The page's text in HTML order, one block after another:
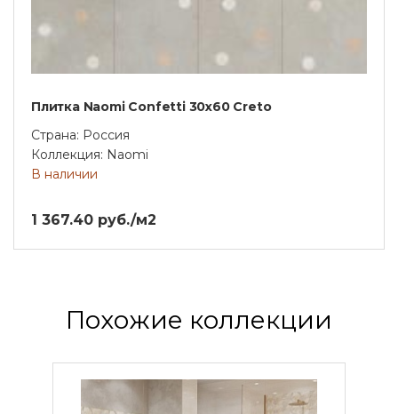
Плитка Naomi Confetti 30х60 Creto
Страна: Россия
Коллекция: Naomi
В наличии
1 367.40 руб./м2
Похожие коллекции